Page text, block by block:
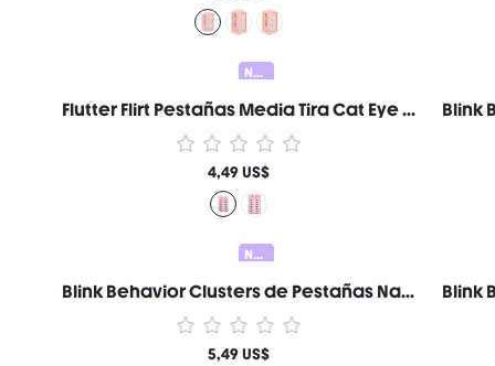
Nuevo
Flutter Flirt Pestañas Media Tira Cat Eye Volumen Marca de Belleza Cosmética Maquillaje para Mujeres y Niñas
4,49 US$
Nuevo
Blink Behavior Clusters de Pestañas Naturales Wispy Marca de Belleza Cosmética Maquillaje para Mujeres y Niñas
5,49 US$